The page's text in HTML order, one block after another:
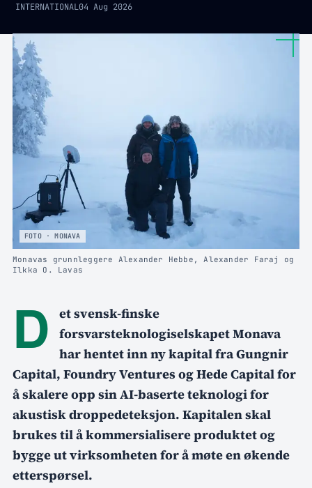
INTERNATIONAL04 Aug 2026
FOTO · MONAVA
Monavas grunnleggere Alexander Hebbe, Alexander Faraj og
Ilkka O. Lavas
D
et svensk-finske
forsvarsteknologiselskapet Monava
har hentet inn ny kapital fra Gungnir
Capital, Foundry Ventures og Hede Capital for
å skalere opp sin AI-baserte teknologi for
akustisk droppedeteksjon. Kapitalen skal
brukes til å kommersialisere produktet og
bygge ut virksomheten for å møte en økende
etterspørsel.